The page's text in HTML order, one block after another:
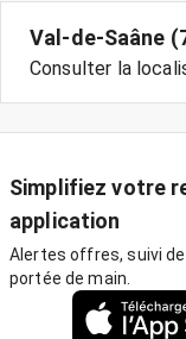
Val-de-Saâne
Consulter la
Simplifiez votre
application
Alertes offres, suivi
portée de main.